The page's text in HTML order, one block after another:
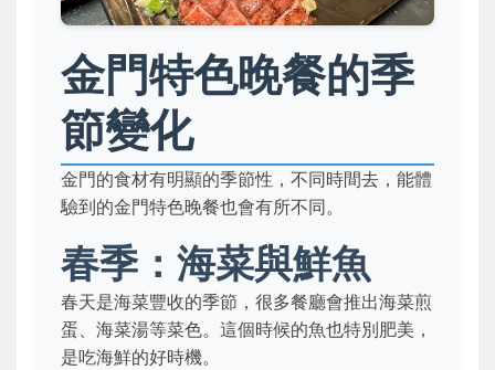
金門特色晚餐的季
節變化
金門的食材有明顯的季節性，不同時間去，能體
驗到的金門特色晚餐也會有所不同。
春季：海菜與鮮魚
春天是海菜豐收的季節，很多餐廳會推出海菜煎
蛋、海菜湯等菜色。這個時候的魚也特別肥美，
是吃海鮮的好時機。